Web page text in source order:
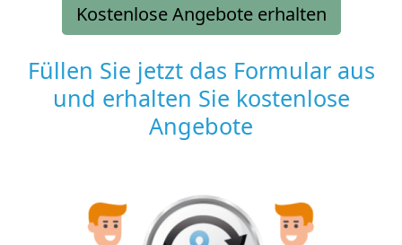
Kostenlose Angebote erhalten
Füllen Sie jetzt das Formular aus
und erhalten Sie kostenlose
Angebote